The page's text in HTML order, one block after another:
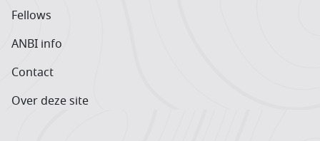
Fellows
ANBI info
Contact
Over deze site